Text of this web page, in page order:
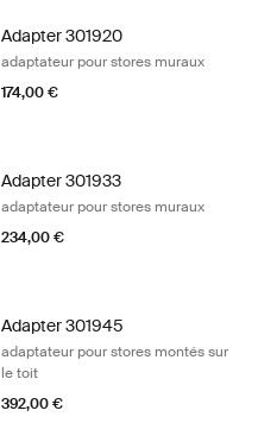
Adapter 301920
adaptateur pour stores muraux
174,00 €
Adapter 301933
adaptateur pour stores muraux
234,00 €
Adapter 301945
adaptateur pour stores montés sur
le toit
392,00 €